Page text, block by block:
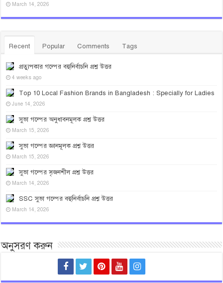
March 14, 2026
Recent Popular Comments Tags
প্রত্যুপকার গল্পের বহুনির্বাচনি প্রশ্ন উত্তর
4 weeks ago
Top 10 Local Fashion Brands in Bangladesh : Specially for Ladies
June 14, 2026
সুভা গল্পের অনুধাবনমূলক প্রশ্ন উত্তর
March 15, 2026
সুভা গল্পের জ্ঞানমূলক প্রশ্ন উত্তর
March 15, 2026
সুভা গল্পের সৃজনশীল প্রশ্ন উত্তর
March 14, 2026
SSC সুভা গল্পের বহুনির্বাচনি প্রশ্ন উত্তর
March 14, 2026
অনুসরণ করুন